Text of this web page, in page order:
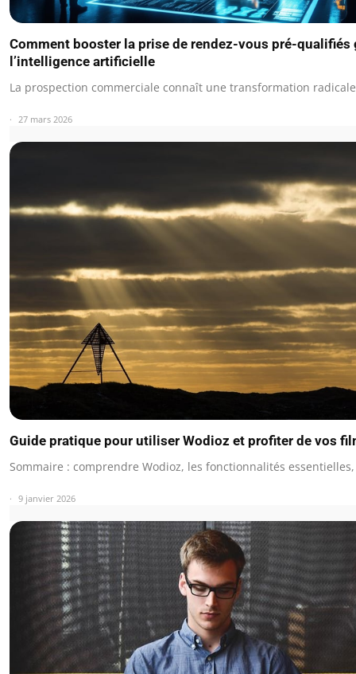
Comment booster la prise de rendez-vous pré-qualifiés
l’intelligence artificielle
La prospection commerciale connaît une transformation
27 mars 2026
Guide pratique pour utiliser Wodioz et profiter de vos
Sommaire : comprendre Wodioz, les fonctionnalités
9 janvier 2026